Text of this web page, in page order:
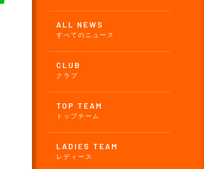
ALL NEWS
すべてのニュース
CLUB
クラブ
TOP TEAM
トップチーム
LADIES TEAM
レディース